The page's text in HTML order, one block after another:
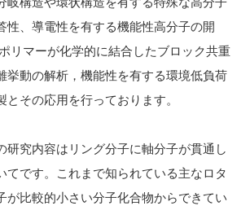
性、導電性を有する機能性高分子の開
リマーが化学的に結合したブロック共重
挙動の解析，機能性を有する環境低負荷
その応用を行っております。
研究内容はリング分子に軸分子が貫通し
てです。これまで知られている主なロタ
が比較的小さい分子化合物からできてい